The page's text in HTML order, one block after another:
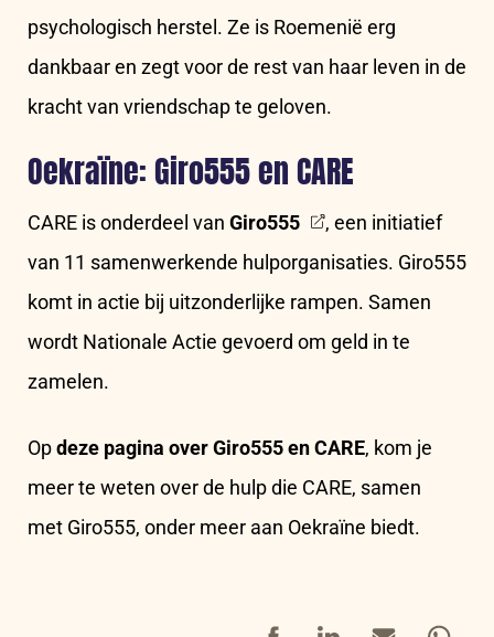
psychologisch herstel. Ze is Roemenië erg
dankbaar en zegt voor de rest van haar leven in de
kracht van vriendschap te geloven.
Oekraïne: Giro555 en CARE
CARE is onderdeel van Giro555
, een initiatief
van 11 samenwerkende hulporganisaties. Giro555
komt in actie bij uitzonderlijke rampen. Samen
wordt Nationale Actie gevoerd om geld in te
zamelen.
Opdeze pagina over Giro555 en CARE, kom je
meer te weten over de hulp die CARE, samen
met Giro555, onder meer aan Oekraïne biedt.
FacebookLinkedInMail